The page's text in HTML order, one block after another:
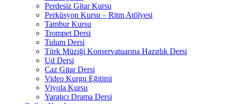
Perdesiz Gitar Kursu
Perküsyon Kursu – Ritm Atölyesi
Tambur Kursu
Trompet Dersi
Tulum Dersi
Türk Müziği Konservatuarına Hazırlık Dersi
Ud Dersi
Caz Gitar Dersi
Video Kurgu Eğitimi
Viyola Kursu
Yaratıcı Drama Dersi